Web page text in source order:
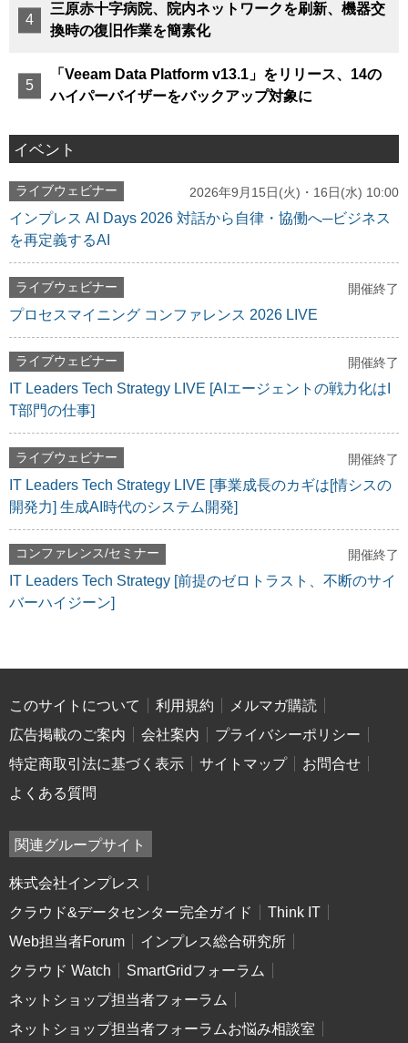
三原赤十字病院、院内ネットワークを刷新、機器交
換時の復旧作業を簡素化
「Veeam Data Platform v13.1」をリリース、14の
ハイパーバイザーをバックアップ対象に
イベント
ライブウェビナー 2026年9月15日(火)・16日(水) 10:00
インプレス AI Days 2026 対話から自律・協働へ─ビジネス
を再定義するAI
ライブウェビナー 開催終了
プロセスマイニング コンファレンス 2026 LIVE
ライブウェビナー 開催終了
IT Leaders Tech Strategy LIVE [AIエージェントの戦力化はI
T部門の仕事]
ライブウェビナー 開催終了
IT Leaders Tech Strategy LIVE [事業成長のカギは[情シスの
開発力] 生成AI時代のシステム開発]
コンファレンス/セミナー 開催終了
IT Leaders Tech Strategy [前提のゼロトラスト、不断のサイ
バーハイジーン]
このサイトについて 利用規約
メルマガ購読
広告掲載のご案内
会社案内
プライバシーポリシー
特定商取引法に基づく表示
サイトマップ
お問合せ
よくある質問
関連グループサイト
株式会社インプレス
クラウド&データセンター完全ガイド
Think IT
Web担当者Forum
インプレス総合研究所
クラウド Watch
SmartGridフォーラム
ネットショップ担当者フォーラム
ネットショップ担当者フォーラムお悩み相談室